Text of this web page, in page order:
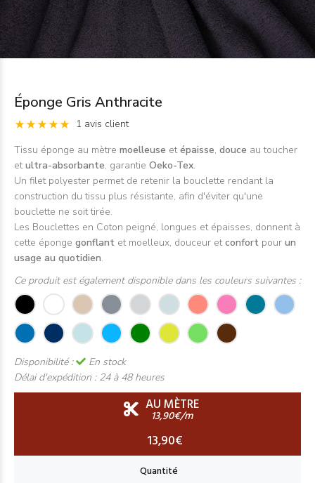
Éponge Gris Anthracite
1 avis client
Tissu éponge au mètre moelleuse etépaisse, douce au toucher
etultra-absorbante, garantie Oeko-Tex.
Un filet polyester permet de retenir la bouclette rendant la
construction du tissu plus résistante, afin d'éviter qu'une
bouclette ne soit tirée.
Les Bouclettes en Coton peigné, longues et épaisses, donnent à
cette éponge gonflant et moelleux, douceur etconfort pour un
usage au quotidien.
Ce produit est également disponible dans les couleurs suivantes :
Disponibilité :
En stock
Délai d'expédition : 24 à 48 heures
AU MÈTRE
13,90€/m
13,90€